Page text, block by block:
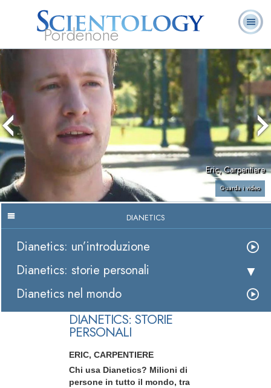
Pordenone
Che cos’è
Scientology?
Ministri
Volontari
Domande
ricorrenti
Libri
Eric, Carpentiere
Guarda i video
DIANETICS
Dianetics: un’introduzione
Dianetics: storie personali
Dianetics nel mondo
DIANETICS: STORIE
PERSONALI
ERIC, CARPENTIERE
Chi usa Dianetics? Milioni di
persone in tutto il mondo, tra